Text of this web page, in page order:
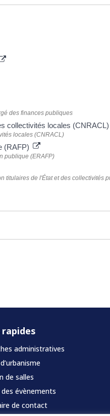
des finances publiques
collectivités locales (CNRACL)
locales (CNRACL)
(RAFP)
publique (ERAFP)
titulaires de l'État et des collectivités
rapides
administratives
de salles
évènements
de contact